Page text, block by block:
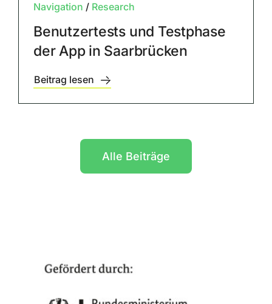
Navigation / Research
Benutzertests und Testphase
der App in Saarbrücken
Beitrag lesen
Alle Beiträge